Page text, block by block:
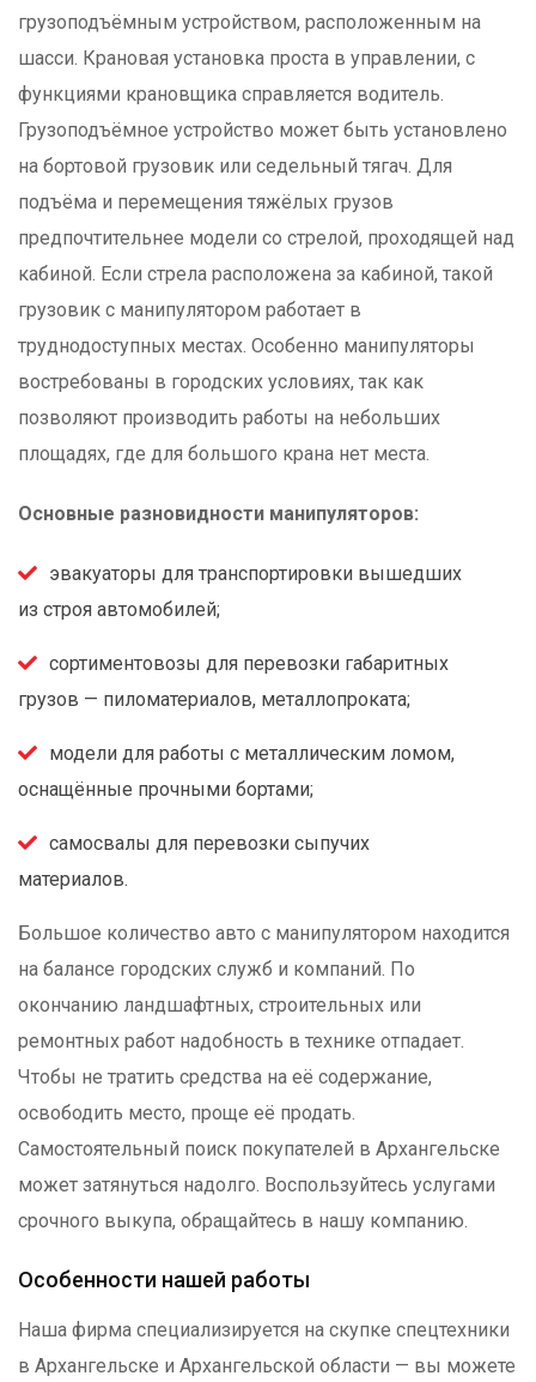
грузоподъёмным устройством, расположенным на
шасси. Крановая установка проста в управлении, с
функциями крановщика справляется водитель.
Грузоподъёмное устройство может быть установлено
на бортовой грузовик или седельный тягач. Для
подъёма и перемещения тяжёлых грузов
предпочтительнее модели со стрелой, проходящей над
кабиной. Если стрела расположена за кабиной, такой
грузовик с манипулятором работает в
труднодоступных местах. Особенно манипуляторы
востребованы в городских условиях, так как
позволяют производить работы на небольших
площадях, где для большого крана нет места.
Основные разновидности манипуляторов:
эвакуаторы для транспортировки вышедших
из строя автомобилей;
сортиментовозы для перевозки габаритных
грузов — пиломатериалов, металлопроката;
модели для работы с металлическим ломом,
оснащённые прочными бортами;
самосвалы для перевозки сыпучих
материалов.
Большое количество авто с манипулятором находится
на балансе городских служб и компаний. По
окончанию ландшафтных, строительных или
ремонтных работ надобность в технике отпадает.
Чтобы не тратить средства на её содержание,
освободить место, проще её продать.
Самостоятельный поиск покупателей в Архангельске
может затянуться надолго. Воспользуйтесь услугами
срочного выкупа, обращайтесь в нашу компанию.
Особенности нашей работы
Наша фирма специализируется на скупке спецтехники
в Архангельске и Архангельской области — вы можете